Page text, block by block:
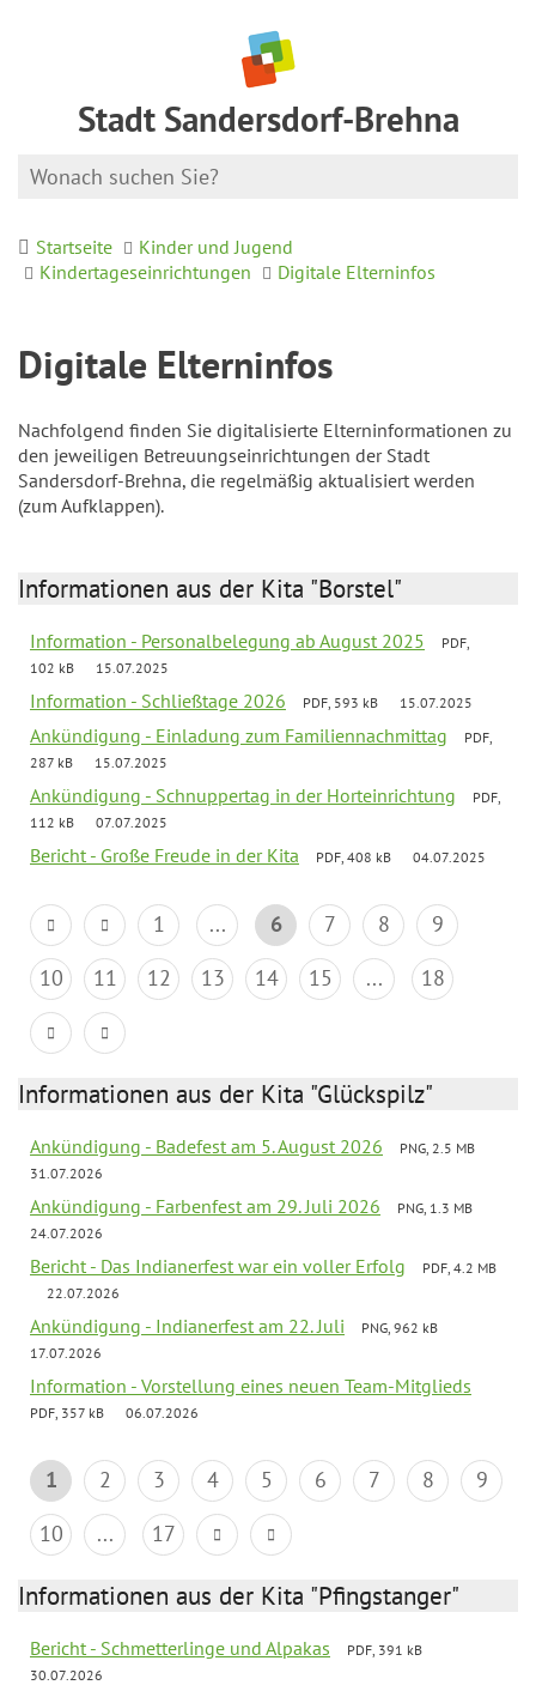
Stadt Sandersdorf-Brehna
Startseite
Kinder und Jugend
Kindertageseinrichtungen
Digitale Elterninfos
Digitale Elterninfos
Nachfolgend finden Sie digitalisierte Elterninformationen zu
den jeweiligen Betreuungseinrichtungen der Stadt
Sandersdorf-Brehna, die regelmäßig aktualisiert werden
(zum Aufklappen).
Informationen aus der Kita "Borstel"
Information - Personalbelegung ab August 2025
PDF,
102 kB
15.07.2025
Information - Schließtage 2026 PDF, 593 kB 15.07.2025
Ankündigung - Einladung zum Familiennachmittag
PDF,
287 kB
15.07.2025
Ankündigung - Schnuppertag in der Horteinrichtung
PDF,
112 kB
07.07.2025
Bericht - Große Freude in der Kita PDF, 408 kB 04.07.2025
1 ... 6 7 8
9
10
11 12 13 14 15 ... 18
Informationen aus der Kita "Glückspilz"
Ankündigung - Badefest am 5. August 2026
PNG, 2.5 MB
31.07.2026
Ankündigung - Farbenfest am 29. Juli 2026
PNG, 1.3 MB
24.07.2026
Bericht - Das Indianerfest war ein voller Erfolg
PDF, 4.2 MB
22.07.2026
Ankündigung - Indianerfest am 22. Juli
PNG, 962 kB
17.07.2026
Information - Vorstellung eines neuen Team-Mitglieds
PDF, 357 kB 06.07.2026
1 2 3 4 5 6 7 8
9
10
... 17
Informationen aus der Kita "Pfingstanger"
Bericht - Schmetterlinge und Alpakas
PDF, 391 kB
30.07.2026